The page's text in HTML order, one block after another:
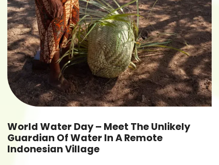
World Water Day – Meet The Unlikely
Guardian Of Water In A Remote
Indonesian Village